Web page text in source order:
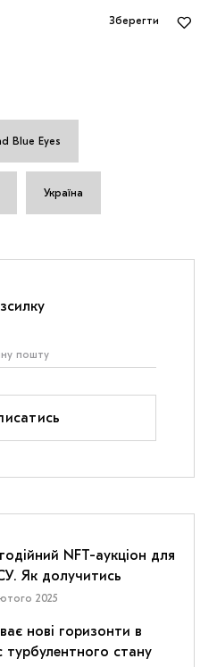
Зберегти
Blue Eyes
Україна
NFT-аукціон для
Як долучитись
2025
нові горизонти в
турбулентного стану